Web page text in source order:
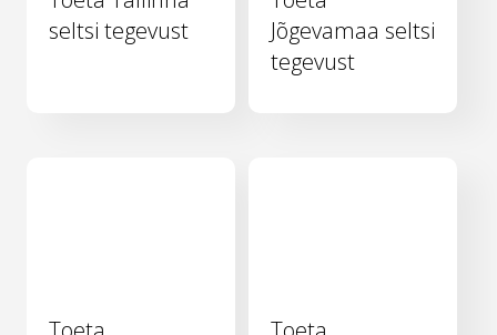
seltsi tegevust
Jõgevamaa seltsi
tegevust